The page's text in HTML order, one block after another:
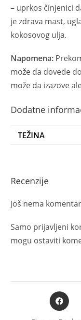
– uprkos činjenici
je zdrava mast,
kokosovog ulja.
Napomena:
može da dovede
može da izazove
Dodatne
TEŽINA
Recenzije
Još nema
Samo prijavljeni
mogu ostaviti